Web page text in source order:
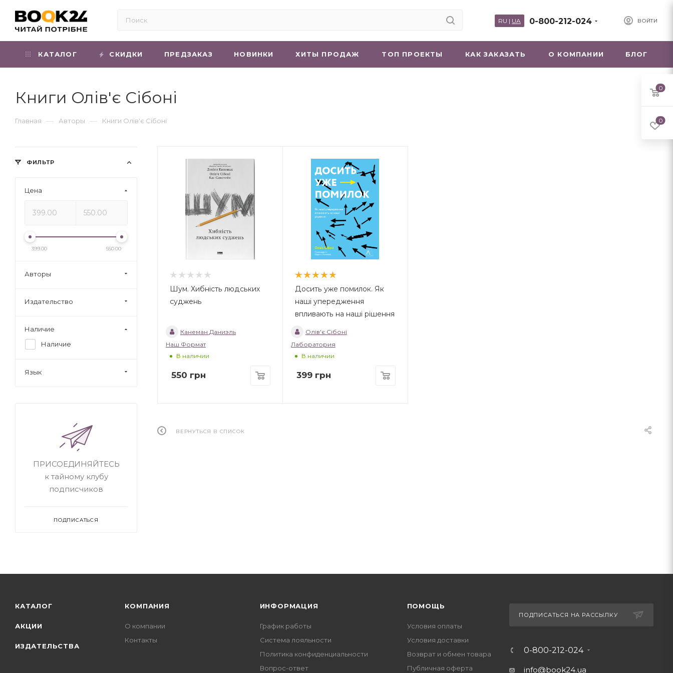
ВОЙТИ
0-800-212-024
RU | UA
КАТАЛОГ СКИДКИ ПРЕДЗАКАЗ НОВИНКИ ХИТЫ ПРОДАЖ ТОП ПРОЕКТЫ КАК ЗАКАЗАТЬ О КОМПАНИИ БЛОГ
Книги Олів'є Сібоні
Главная — Авторы — Книги Олів'є Сібоні
Шум. Хибність людських
суджень
Канеман Даниэль
Наш Формат
В наличии
550 грн
Досить уже помилок. Як
наші упередження
впливають на наші рішення
Олів'є Сібоні
Лаборатория
В наличии
399грн
ВЕРНУТЬСЯ В СПИСОК
ФИЛЬТР
Цена
399.00 550.00
Авторы
Издательство
Наличие
Наличие
Язык
ПРИСОЕДИНЯЙТЕСЬ
к тайному клубу
подписчиков
ПОДПИСАТЬСЯ
КАТАЛОГ
АКЦИИ
ИЗДАТЕЛЬСТВА
КОМПАНИЯ
О компании
Контакты
ИНФОРМАЦИЯ
График работы
Система лояльности
Политика конфиденциальности
Вопрос-ответ
ПОМОЩЬ
Условия оплаты
Условия доставки
Возврат и обмен товара
Публичная оферта
ПОДПИСАТЬСЯ НА РАССЫЛКУ
0-800-212-024
info@book24.ua
0
0